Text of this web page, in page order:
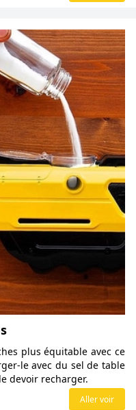
plus équitable avec ce
le avec du sel de table
devoir recharger.
Aller voir